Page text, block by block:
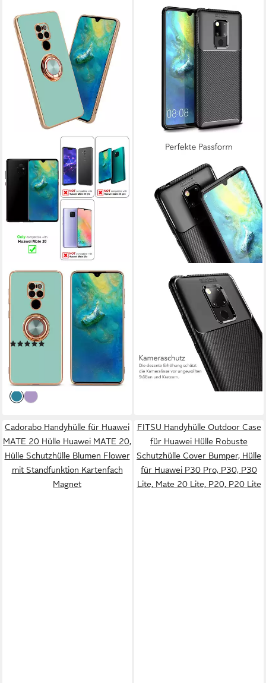
CADORABO
Handyhülle für Huawei MATE
20 Hülle Huawei MATE 20,
Schutzhülle - TPU Silikon
Hülle - mit Kameraschutz und
Ring
lieferbar - in 3-4 Werktagen bei dir
Handyhülle für Huawei Mate
20 / Pro / Lite Hülle Silikon
Schutzhülle Slim Case, Cover,
Bumper, Carbon Optik
lieferbar - in 2-3 Werktagen bei dir
Cadorabo Handyhülle für Huawei
MATE 20 Hülle Huawei MATE 20,
Hülle Schutzhülle Blumen Flower
mit Standfunktion Kartenfach
Magnet
FITSU Handyhülle Outdoor Case
für Huawei Hülle Robuste
Schutzhülle Cover Bumper, Hülle
für Huawei P30 Pro, P30, P30
Lite, Mate 20 Lite, P20, P20 Lite